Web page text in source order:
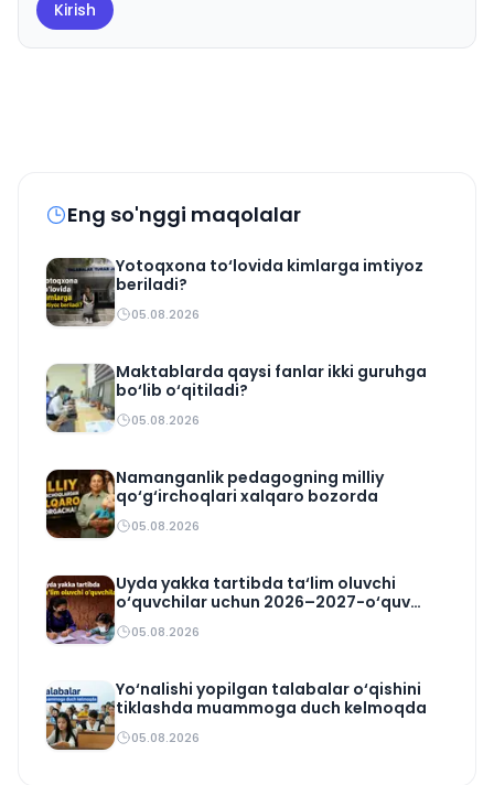
Kirish
Eng so'nggi maqolalar
Yotoqxona to‘lovida kimlarga imtiyoz
beriladi?
05.08.2026
Maktablarda qaysi fanlar ikki guruhga
bo‘lib o‘qitiladi?
05.08.2026
Namanganlik pedagogning milliy
qo‘g‘irchoqlari xalqaro bozorda
05.08.2026
Uyda yakka tartibda ta‘lim oluvchi
o‘quvchilar uchun 2026–2027-o‘quv
rejasi tasdiqlandi
05.08.2026
Yo‘nalishi yopilgan talabalar o‘qishini
tiklashda muammoga duch kelmoqda
05.08.2026